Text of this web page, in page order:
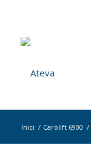
Inici / Carolift 6900 /